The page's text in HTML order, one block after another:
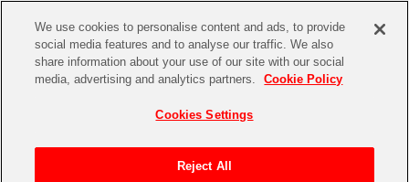
We use cookies to personalise content and ads, to provide
social media features and to analyse our traffic. We also
share information about your use of our site with our social
media, advertising and analytics partners.
Cookie Policy
Cookies Settings
Reject All